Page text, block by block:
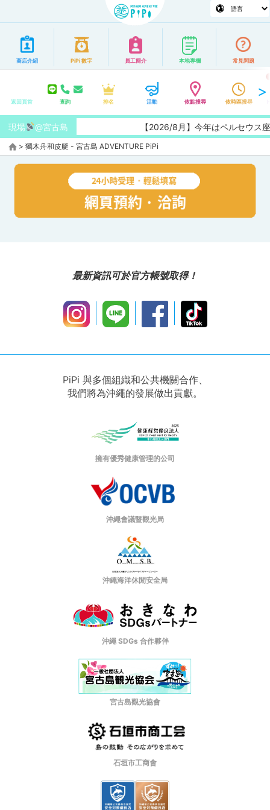
商店介紹 PiPi 數字 員工簡介 本地專欄 常見問題
返回頁首 查詢 排名 活動 依點搜尋 依時區搜尋
現場 @宮古島 【2026/8月】今年はペルセウス
> 獨木舟和皮艇 - 宮古島 ADVENTURE PiPi
最新資訊可於官方帳號取得！
PiPi 與多個組織和公共機關合作、
我們將為沖繩的發展做出貢獻。
擁有優秀健康管理的公司
沖繩會議暨觀光局
沖繩海洋休閒安全局
沖繩 SDGs 合作夥伴
宮古島觀光協會
石垣市工商會